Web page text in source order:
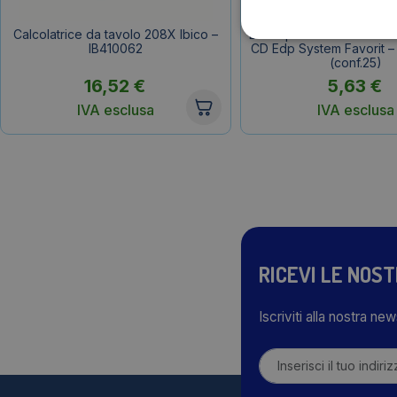
Calcolatrice da tavolo 208X Ibico –
IB410062
16,52 €
IVA esclusa
Buste portadocumenti
CD Edp System Favorit
(conf.25)
5,63 €
IVA esclusa
RICEVI LE
Iscriviti alla nostra